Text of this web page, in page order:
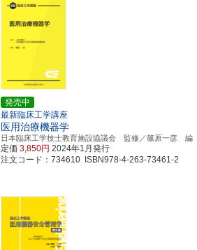
発売中
最新臨床工学講座
医用治療機器学
日本臨床工学技士教育施設協議会 監修／篠原一彦 編
定価 3,850円 2024年1月発行
注文コード：734610 ISBN978-4-263-73461-2